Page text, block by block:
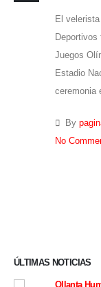
El
Juegos
Estadio
ceremonia
By
No
ÚLTIMAS NOTICIAS
Ollanta Humala